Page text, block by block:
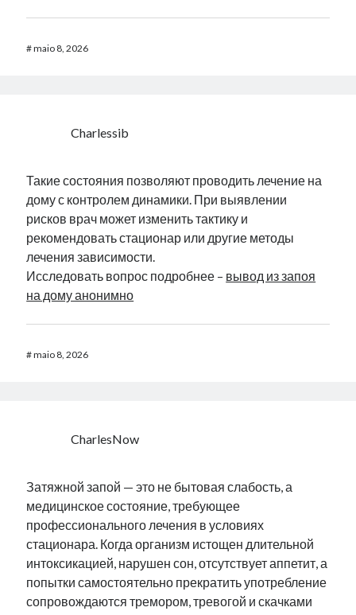
#maio 8, 2026
Charlessib
Такие состояния позволяют проводить лечение на
дому с контролем динамики. При выявлении
рисков врач может изменить тактику и
рекомендовать стационар или другие методы
лечения зависимости.
Исследовать вопрос подробнее – вывод из запоя
на дому анонимно
#maio 8, 2026
CharlesNow
Затяжной запой — это не бытовая слабость, а
медицинское состояние, требующее
профессионального лечения в условиях
стационара. Когда организм истощен длительной
интоксикацией, нарушен сон, отсутствует аппетит, а
попытки самостоятельно прекратить употребление
сопровождаются тремором, тревогой и скачками